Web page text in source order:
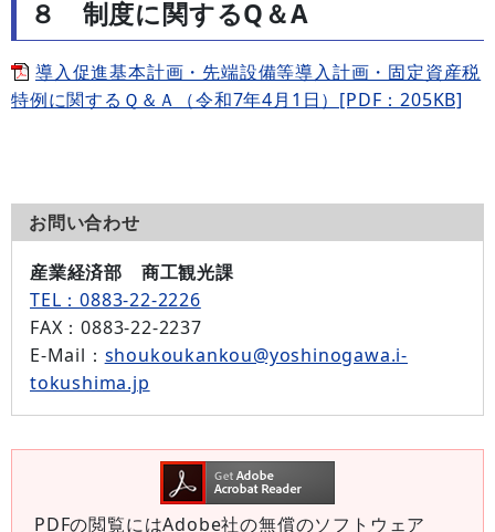
８ 制度に関するQ＆A
導入促進基本計画・先端設備等導入計画・固定資産税
特例に関するＱ＆Ａ（令和7年4月1日）[PDF：205KB]
お問い合わせ
産業経済部 商工観光課
TEL：0883-22-2226
FAX ：0883-22-2237
E-Mail ： shoukoukankou@yoshinogawa.i-
tokushima.jp
PDFの閲覧にはAdobe社の無償のソフトウェア